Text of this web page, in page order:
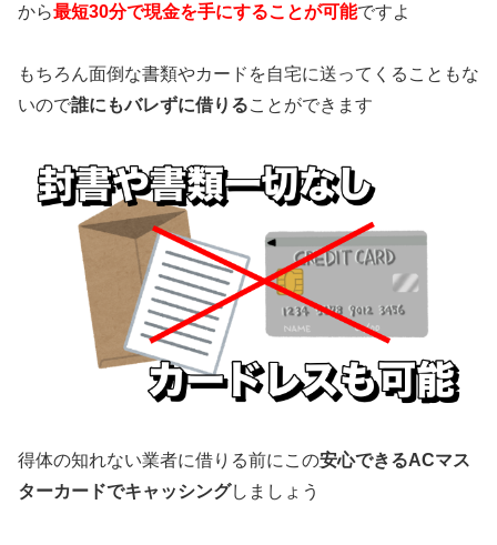
から最短30分で現金を手にすることが可能ですよ
もちろん面倒な書類やカードを自宅に送ってくることもな
いので誰にもバレずに借りることができます
得体の知れない業者に借りる前にこの安心できるACマス
ターカードでキャッシングしましょう